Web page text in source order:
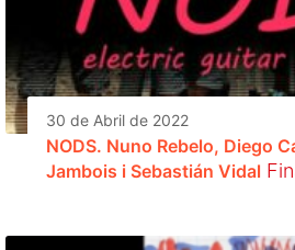
30 de Abril de 2022
NODS. Nuno Rebelo, Diego
Jambois i Sebastián Vidal